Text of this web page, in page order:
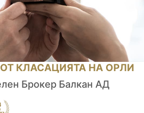
КЛАСАЦИЯТА НА ОРЛИ
Брокер Балкан АД